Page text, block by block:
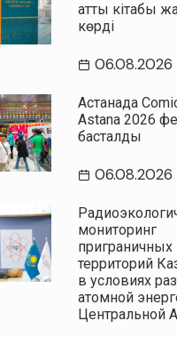
атты кітабы
көрді
06.08.2026
Астанада
Astana 2026
басталды
06.08.2026
мониторинг
приграничных
территорий
в условиях
атомной
Центральной